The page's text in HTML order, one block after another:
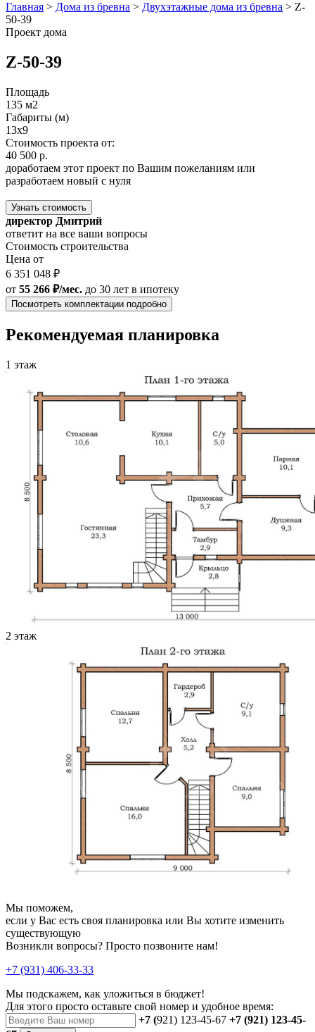
Главная > Дома из бревна > Двухэтажные дома из бревна > Z-
50-39
Проект дома
Z-50-39
Площадь
135 м2
Габариты (м)
13x9
Стоимость проекта от:
40 500 р.
доработаем этот проект по Вашим пожеланиям или
разработаем новый с нуля
Узнать стоимость
директор Дмитрий
ответит на все ваши вопросы
Стоимость строительства
Цена от
6 351 048 ₽
от 55 266 ₽/мес. до 30 лет в ипотеку
Посмотреть комплектации подробно
Рекомендуемая планировка
1 этаж
2 этаж
Мы поможем,
если у Вас есть своя планировка или Вы хотите изменить
существующую
Возникли вопросы? Просто позвоните нам!
+7 (931) 406-33-33
Мы подскажем, как уложиться в бюджет!
Для этого просто оставьте свой номер и удобное время:
+7 (921) 123-45-67 +7 (921) 123-45-